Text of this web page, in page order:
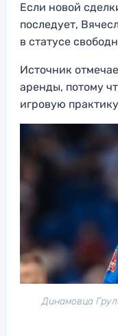
Если новой
последует,
в статусе
Источник
аренды, потому
игровую
Динамовца